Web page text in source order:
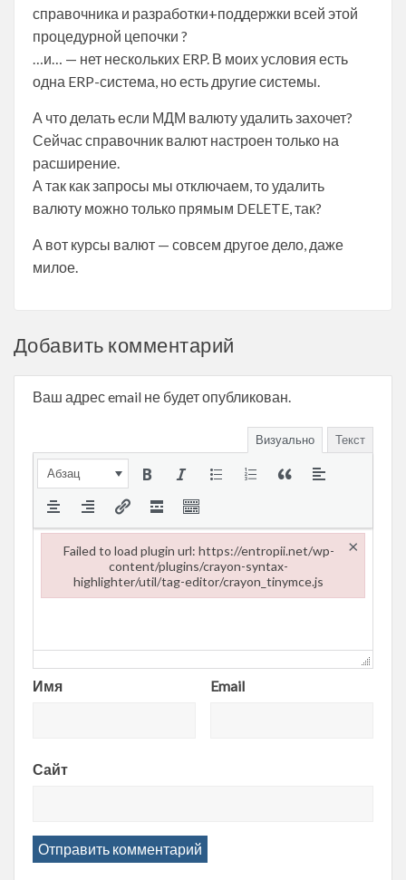
справочника и разработки+поддержки всей этой
процедурной цепочки ?
…и… — нет нескольких ERP. В моих условия есть
одна ERP-система, но есть другие системы.
А что делать если МДМ валюту удалить захочет?
Сейчас справочник валют настроен только на
расширение.
А так как запросы мы отключаем, то удалить
валюту можно только прямым DELETE, так?
А вот курсы валют — совсем другое дело, даже
милое.
Добавить комментарий
Ваш адрес email не будет опубликован.
Визуально Текст
Абзац
Имя Email
Сайт
Failed to load plugin url: https://entropii.net/wp-
content/plugins/crayon-syntax-
highlighter/util/tag-editor/crayon_tinymce.js
×
Failed to load plugin url: https://entropii.net/wp-content/